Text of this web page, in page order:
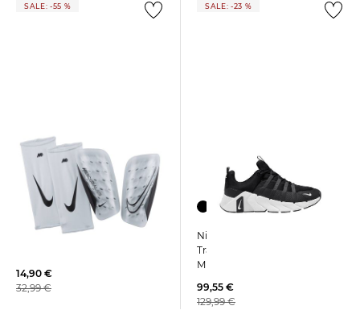
SALE: -55 %
14,90 €
32,99 €
SALE: -23 %
Nike | Herren
Trainingsschuhe FREE
METCON 7
99,55 €
129,99 €